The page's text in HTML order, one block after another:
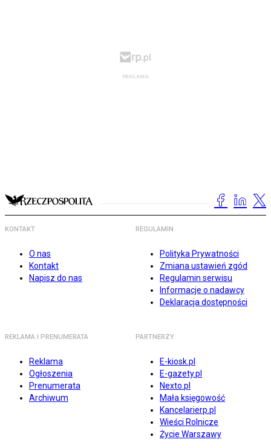
KONTAKT
O nas
Kontakt
Napisz do nas
REGULAMIN
Polityka Prywatności
Zmiana ustawień zgód
Regulamin serwisu
Informacje o nadawcy
Deklaracja dostępności
REKLAMA I PRENUMERATA
Reklama
Ogłoszenia
Prenumerata
Archiwum
PARTNERZY
E-kiosk.pl
E-gazety.pl
Nexto.pl
Mała księgowość
Kancelarierp.pl
Wieści Rolnicze
Życie Warszawy